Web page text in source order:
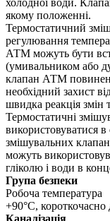
якому положенні.
Термостатичний
регулювання
АТМ можуть бути
(умивальником або
клапан АТМ повинен
необхідний захист
швидка реакція змін
Термостатичні
використовуватися в
змішувальних
можуть
гліколю і води в
Група безпеки
Робоча температура
+90°C, короткочасно
Каналізація